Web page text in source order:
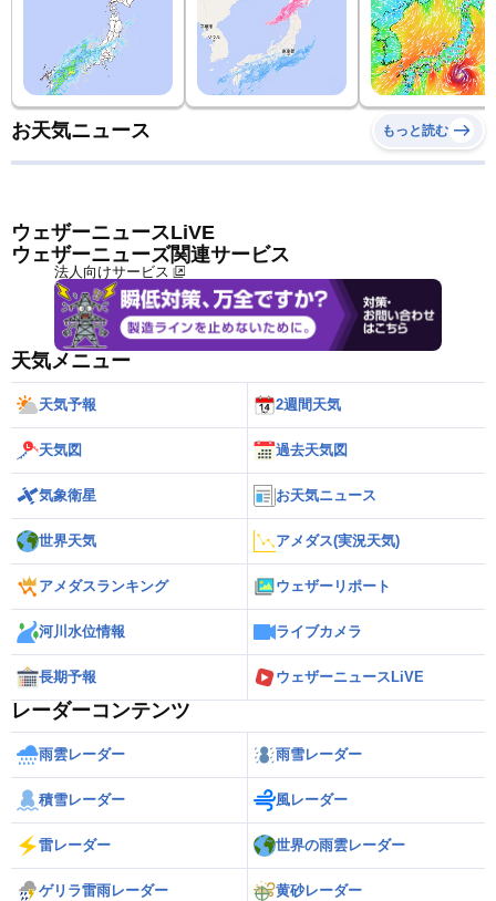
お天気ニュース もっと読む
ウェザーニュースLiVE
ウェザーニューズ関連サービス
法人向けサービス
天気メニュー
天気予報 2週間天気
天気図 過去天気図
気象衛星 お天気ニュース
世界天気 アメダス(実況天気)
アメダスランキング ウェザーリポート
河川水位情報 ライブカメラ
長期予報 ウェザーニュースLiVE
レーダーコンテンツ
雨雲レーダー 雨雪レーダー
積雪レーダー 風レーダー
雷レーダー 世界の雨雲レーダー
ゲリラ雷雨レーダー 黄砂レーダー